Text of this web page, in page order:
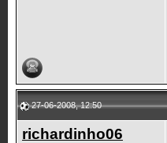
27-06-2008, 12:50
richardinho06